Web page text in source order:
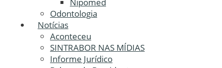
Odontologia
Notícias
Aconteceu
SINTRABOR NAS MÍDIAS
Informe Jurídico